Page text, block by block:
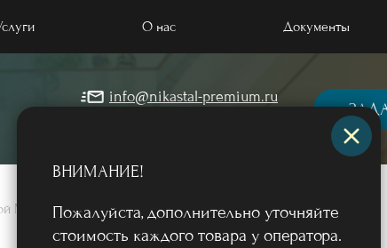
МДФ
дерева
дом и коттедж
О нас Документы
info@nikastal-premium.ru
МДФ /
ВНИМАНИЕ!
Пожалуйста, дополнительно уточняйте
стоимость каждого товара у оператора.